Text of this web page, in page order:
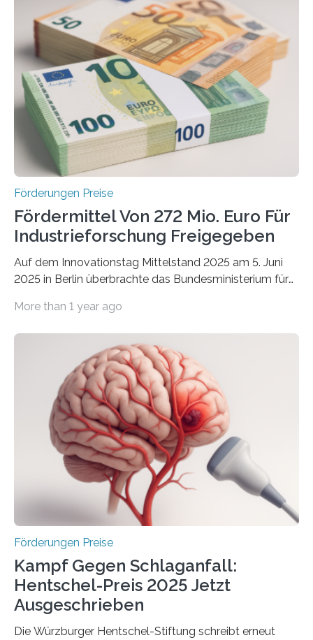
Förderungen Preise
Fördermittel Von 272 Mio. Euro Für
Industrieforschung Freigegeben
Auf dem Innovationstag Mittelstand 2025 am 5. Juni
2025 in Berlin überbrachte das Bundesministerium für
Überplanmäßige Verpflichtungsermächtigungen in
Woche vom Haushaltsausschuss freigegeben – unter
anderem zur Unterstützung der
Industrieforschungsprogramme Industrielle
Gemeinschaftsforschung (IGF), Zentrales
Innovationsprogramm Mittelstand (ZIM) und
Innovationskompetenz INNO-KOM. Auf dem
Innovationstag Mittelstand 2025 am 5. Juni 2025 in
Berlin überbrachte das Bundesministerium für
Wirtschaft und Energie eine gute Nachricht:
Überplanmäßige Verpflichtungsermächtigungen in
More than 1 year ago
Förderungen Preise
Kampf Gegen Schlaganfall:
Hentschel-Preis 2025 Jetzt
Ausgeschrieben
Die Würzburger Hentschel-Stiftung schreibt erneut